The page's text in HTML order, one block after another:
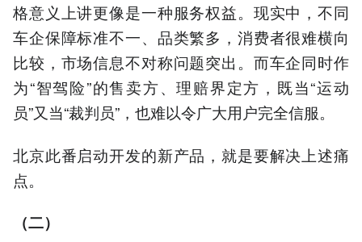
格意义上讲更像是一种服务权益。现实中，不同
车企保障标准不一、品类繁多，消费者很难横向
比较，市场信息不对称问题突出。而车企同时作
为“智驾险”的售卖方、理赔界定方，既当“运动
员”又当“裁判员”，也难以令广大用户完全信服。
北京此番启动开发的新产品，就是要解决上述痛
点。
（二）